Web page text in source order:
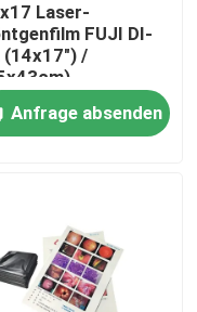
Laser-
FUJI DI-
(14x17") /
Fuji
Anfrage absenden